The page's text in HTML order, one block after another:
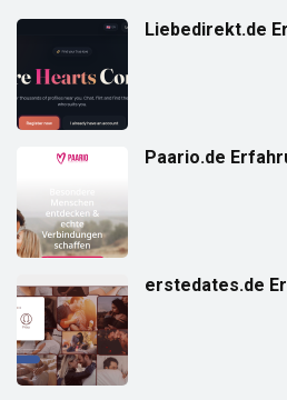
Liebedirekt.de
Paario.de
erstedates.de